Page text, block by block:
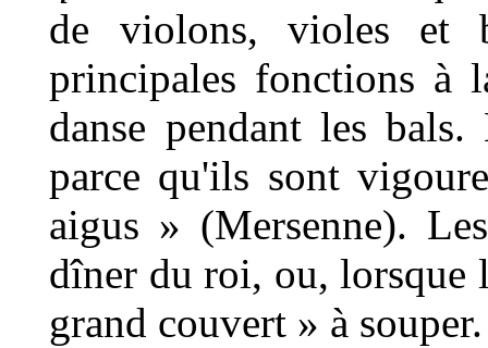
de violons, violes et
principales fonctions à
danse pendant les
parce qu'ils sont
aigus » (Mersenne).
dîner du roi, ou, lorsque
grand couvert » à